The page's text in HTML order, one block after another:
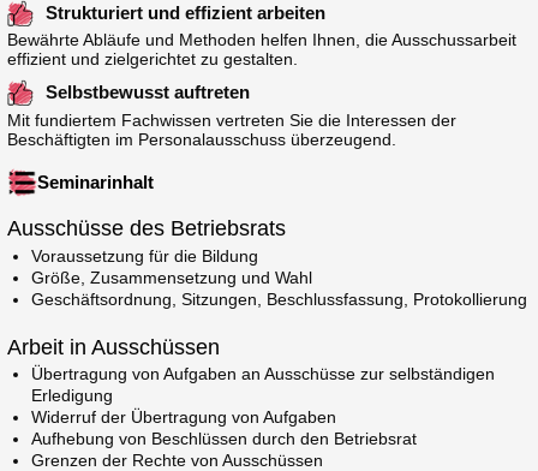
Strukturiert und effizient arbeiten
Bewährte Abläufe und Methoden helfen Ihnen, die Ausschussarbeit
effizient und zielgerichtet zu gestalten.
Selbstbewusst auftreten
Mit fundiertem Fachwissen vertreten Sie die Interessen der
Beschäftigten im Personalausschuss überzeugend.
Seminarinhalt
Ausschüsse des Betriebsrats
Voraussetzung für die Bildung
Größe, Zusammensetzung und Wahl
Geschäftsordnung, Sitzungen, Beschlussfassung, Protokollierung
Arbeit in Ausschüssen
Übertragung von Aufgaben an Ausschüsse zur selbständigen
Erledigung
Widerruf der Übertragung von Aufgaben
Aufhebung von Beschlüssen durch den Betriebsrat
Grenzen der Rechte von Ausschüssen